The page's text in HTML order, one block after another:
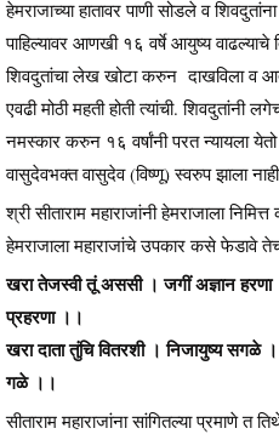
हेमराजाच्या हातावर पाणी सोडले व
पाहिल्यावर आणखी १६ वर्षे आयुष्य वाढल्याचे
शिवदुतांचा लेख खोटा करुन दाखविला व
एवढी मोठी महती होती त्यांची. शिवदुतांनी
नमस्कार करुन १६ वर्षांनी परत न्यायला
वासुदेवभक्त वासुदेव (विष्णू) स्वरुप झाला
श्री सीताराम महाराजांनी हेमराजाला
हेमराजाला महाराजांचे उपकार कसे फेडावे
खरा तेजस्वी तूं अससी । जगीं अज्ञान
प्रहरणा ।।
खरा दाता तुंचि वितरशी । निजायुष्य सगळे
गळे ।।
सीताराम महाराजांना सांगितल्या प्रमाणे त